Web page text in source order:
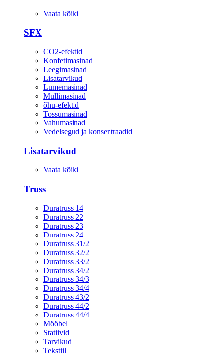
Vaata kõiki
SFX
CO2-efektid
Konfetimasinad
Leegimasinad
Lisatarvikud
Lumemasinad
Mullimasinad
õhu-efektid
Tossumasinad
Vahumasinad
Vedelsegud ja konsentraadid
Lisatarvikud
Vaata kõiki
Truss
Duratruss 14
Duratruss 22
Duratruss 23
Duratruss 24
Duratruss 31/2
Duratruss 32/2
Duratruss 33/2
Duratruss 34/2
Duratruss 34/3
Duratruss 34/4
Duratruss 43/2
Duratruss 44/2
Duratruss 44/4
Mööbel
Statiivid
Tarvikud
Tekstiil